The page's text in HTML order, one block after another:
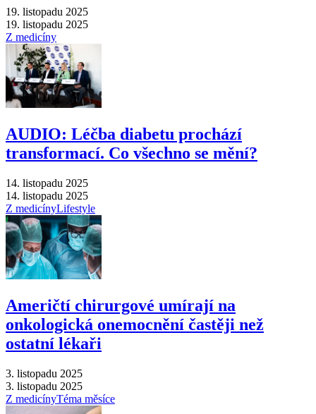
19. listopadu 2025
19. listopadu 2025
Z medicíny
AUDIO: Léčba diabetu prochází
transformací. Co všechno se mění?
14. listopadu 2025
14. listopadu 2025
Z medicínyLifestyle
Američtí chirurgové umírají na
onkologická onemocnění častěji než
ostatní lékaři
3. listopadu 2025
3. listopadu 2025
Z medicínyTéma měsíce